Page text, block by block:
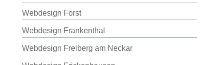
Webdesign Forst
Webdesign Frankenthal
Webdesign Freiberg am Neckar